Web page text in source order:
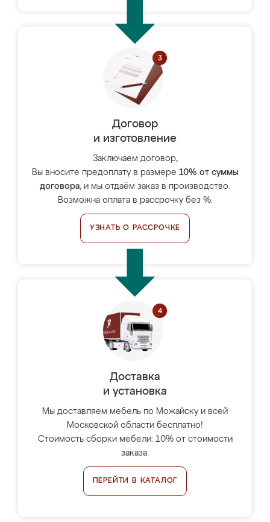
Договор
и изготовление
Заключаем договор,
Вы вносите предоплату в размере 10% от суммы
договора, и мы отдаём заказ в производство.
Возможна оплата в рассрочку без %.
УЗНАТЬ О РАССРОЧКЕ
Доставка
и установка
Мы доставляем мебель по Можайску и всей
Московской области бесплатно!
Стоимость сборки мебели: 10% от стоимости
заказа.
ПЕРЕЙТИ В КАТАЛОГ